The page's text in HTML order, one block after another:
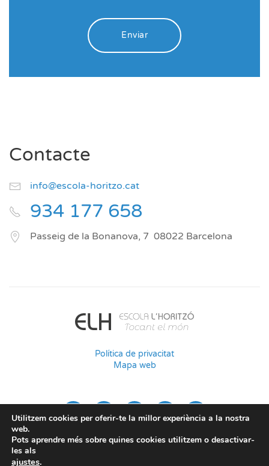
Enviar
Contacte
info@escola-horitzo.cat
934 177 658
Passeig de la Bonanova, 7 08022 Barcelona
Política de privacitat
Mapa web
Utilitzem cookies per oferir-te la millor experiència a la nostra
web.
Pots aprendre més sobre quines cookies utilitzem o desactivar-
les als
ajustes.